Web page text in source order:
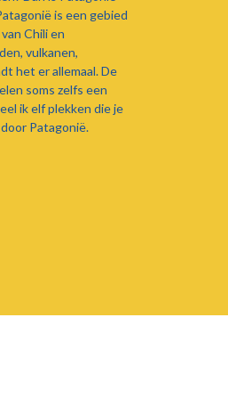
is een gebied
Chili en
vulkanen,
het er allemaal. De
soms zelfs een
ik elf plekken die je
Patagonië.